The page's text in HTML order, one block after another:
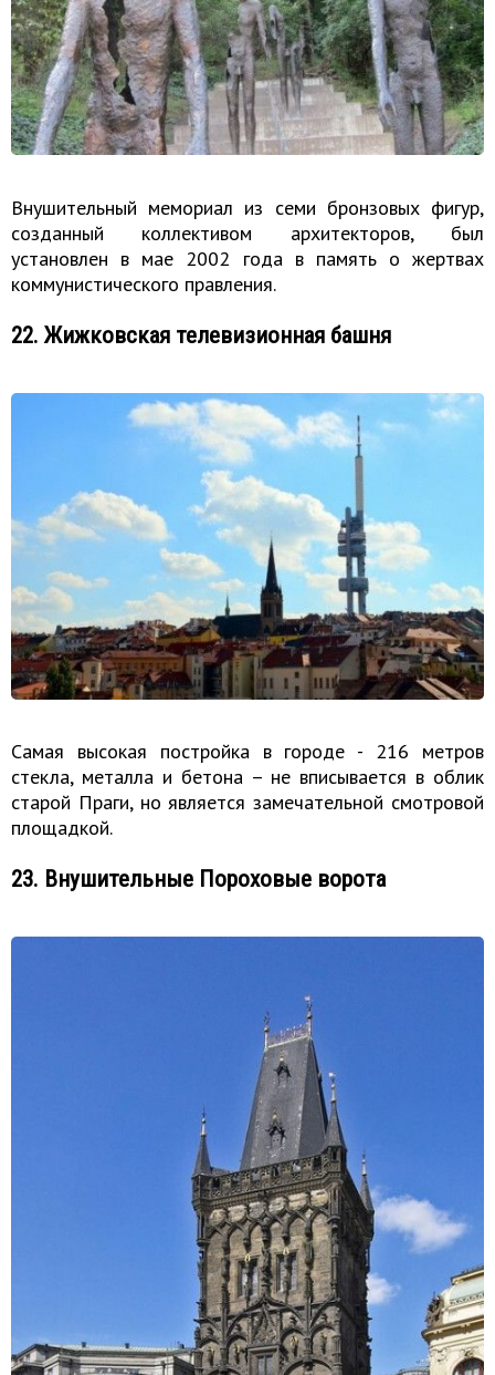
Внушительный мемориал из семи бронзовых фигур,
созданный коллективом архитекторов, был
установлен в мае 2002 года в память о жертвах
коммунистического правления.
22. Жижковская телевизионная башня
Самая высокая постройка в городе - 216 метров
стекла, металла и бетона – не вписывается в облик
старой Праги, но является замечательной смотровой
площадкой.
23. Внушительные Пороховые ворота